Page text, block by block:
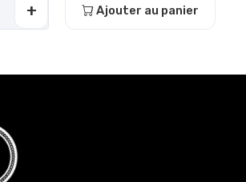
+ Ajouter au panier